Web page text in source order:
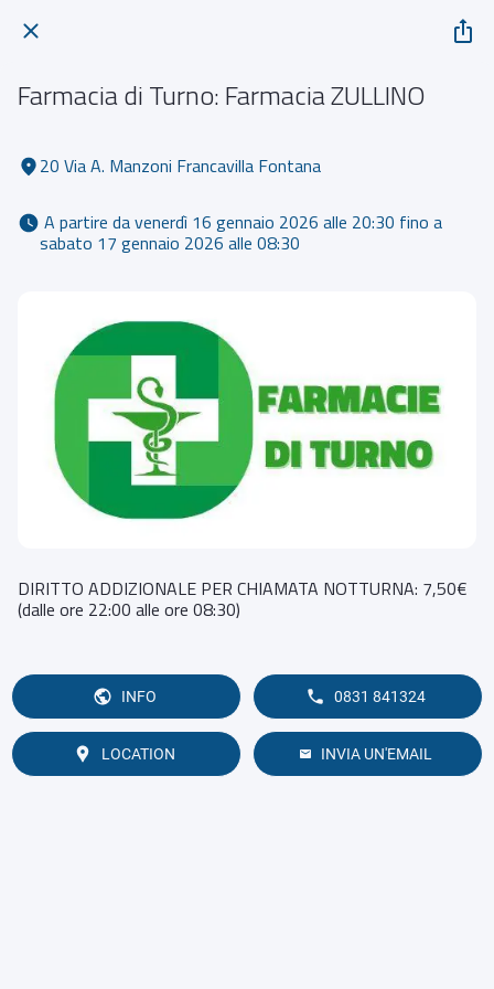
Farmacia di Turno: Farmacia ZULLINO
20 Via A. Manzoni Francavilla Fontana
sabato 17 gennaio 2026 alle 08:30
DIRITTO ADDIZIONALE PER CHIAMATA NOTTURNA: 7,50€
(dalle ore 22:00 alle ore 08:30)
INFO 0831 841324
LOCATION INVIA UN'EMAIL